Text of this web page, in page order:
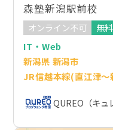
森塾新潟駅前校
オンライン不可
無
IT・Web
新潟県 新潟市
JR信越本線(直江津～
QUREO（キュ